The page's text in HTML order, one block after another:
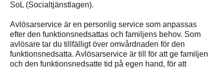
SoL (Socialtjänstlagen).
Avlösarservice är en personlig service som anpassas
efter den funktionsnedsattas och familjens behov. Som
avlösare tar du tillfälligt över omvårdnaden för den
funktionsnedsatta. Avlösarservice är till för att ge familjen
och den funktionsnedsatte tid på egen hand, för att